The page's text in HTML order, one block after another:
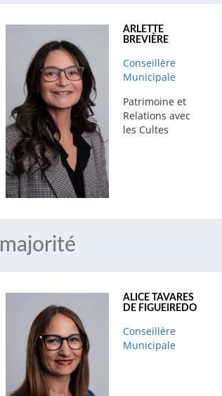
ARLETTE
BREVIÈRE
Conseillère
Municipale
Patrimoine et
Relations avec
les Cultes
ALICE TAVARES
DE FIGUEIREDO
Conseillère
Municipale